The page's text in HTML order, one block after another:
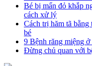
Bé bị mẩn đỏ khắp
cách xử lý
Cách trị hăm tã bằng
bé
9 Bệnh răng miệng
Đừng chủ quan với